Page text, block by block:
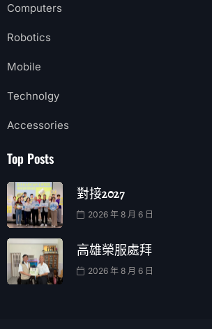
Computers
Robotics
Mobile
Technolgy
Accessories
Top Posts
對接2027
2026 年 8 月 6 日
高雄榮服處拜
2026 年 8 月 6 日